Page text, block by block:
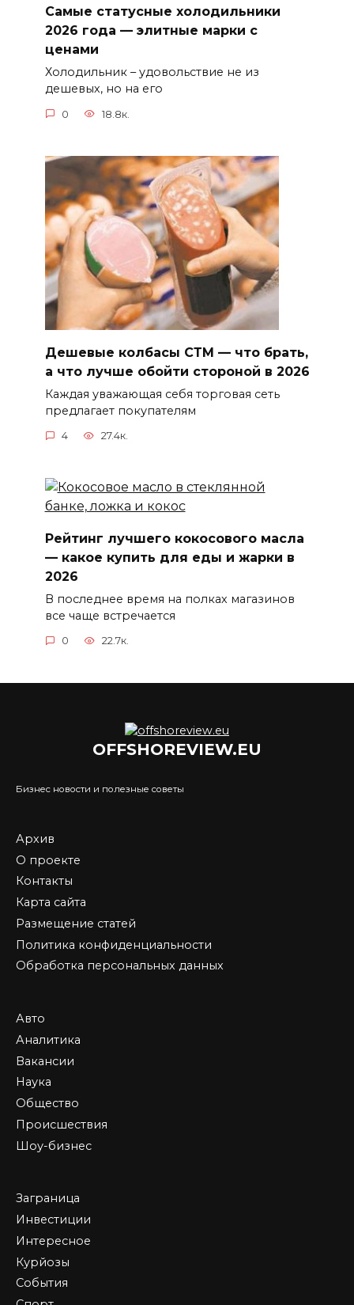
Самые статусные холодильники
2026 года — элитные марки с
ценами
Холодильник – удовольствие не из
дешевых, но на его
0 18.8к.
Дешевые колбасы СТМ — что брать,
а что лучше обойти стороной в 2026
Каждая уважающая себя торговая сеть
предлагает покупателям
4 27.4к.
Рейтинг лучшего кокосового масла
— какое купить для еды и жарки в
2026
В последнее время на полках магазинов
все чаще встречается
0 22.7к.
OFFSHOREVIEW.EU
Бизнес новости и полезные советы
Архив
О проекте
Контакты
Карта сайта
Размещение статей
Политика конфиденциальности
Обработка персональных данных
Авто
Аналитика
Вакансии
Наука
Общество
Происшествия
Шоу-бизнес
Заграница
Инвестиции
Интересное
Курйозы
События